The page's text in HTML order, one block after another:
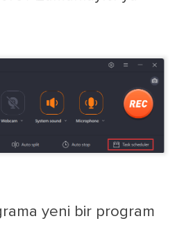
yeni bir program